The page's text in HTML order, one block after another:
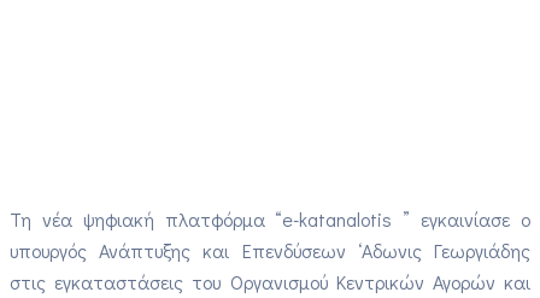
Τη νέα ψηφιακή πλατφόρμα “e-katanalotis ” εγκαινίασε ο
υπουργός Ανάπτυξης και Επενδύσεων ‘Αδωνις Γεωργιάδης
στις εγκαταστάσεις του Οργανισμού Κεντρικών Αγορών και